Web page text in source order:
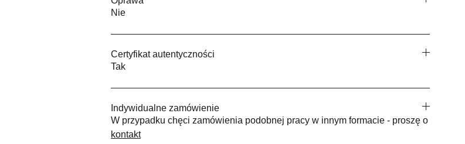
Nie
Certyfikat autentyczności
Tak
Indywidualne zamówienie
W przypadku chęci zamówienia podobnej pracy w innym formacie - proszę o
kontakt